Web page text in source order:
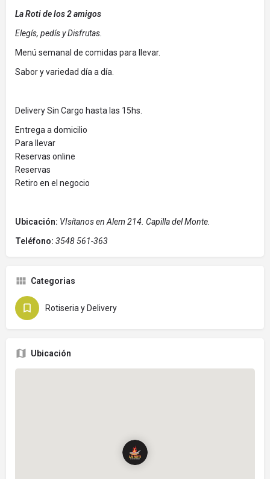
La Roti de los 2 amigos
Elegís, pedís y Disfrutas.
Menú semanal de comidas para llevar.
Sabor y variedad día a día.
Delivery Sin Cargo hasta las 15hs.
Entrega a domicilio
Para llevar
Reservas online
Reservas
Retiro en el negocio
Ubicación: VIsítanos en Alem 214. Capilla del Monte.
Teléfono: 3548 561-363
Categorias
Rotiseria y Delivery
Ubicación